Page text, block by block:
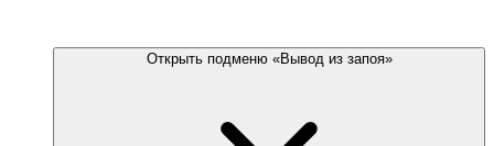
Открыть подменю «Вывод из запоя»